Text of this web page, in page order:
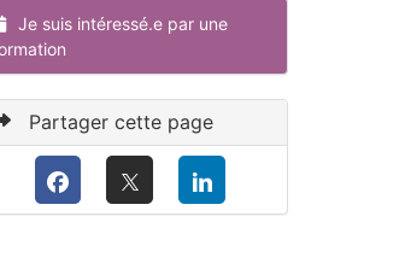
Je suis intéressé.e par une
Partager cette page